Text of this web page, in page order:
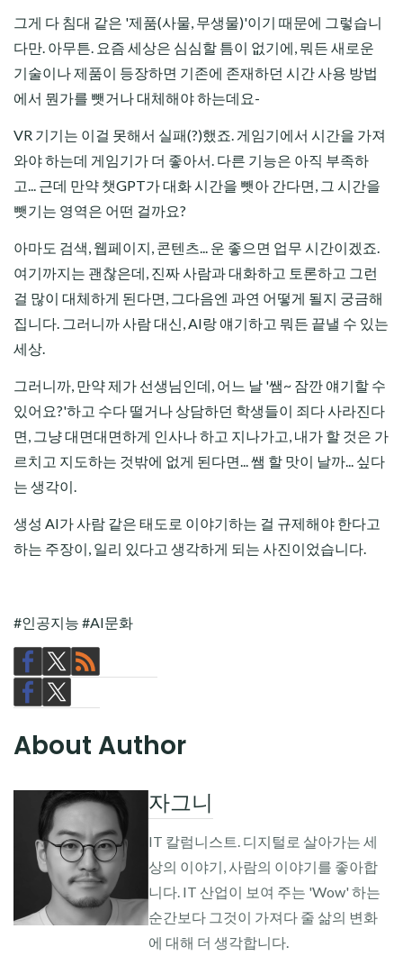
그게 다 침대 같은 '제품(사물, 무생물)'이기 때문에 그렇습니
다만. 아무튼. 요즘 세상은 심심할 틈이 없기에, 뭐든 새로운
기술이나 제품이 등장하면 기존에 존재하던 시간 사용 방법
에서 뭔가를 뺏거나 대체해야 하는데요-
VR 기기는 이걸 못해서 실패(?)했죠. 게임기에서 시간을 가져
와야 하는데 게임기가 더 좋아서. 다른 기능은 아직 부족하
고... 근데 만약 챗GPT가 대화 시간을 뺏아 간다면, 그 시간을
뺏기는 영역은 어떤 걸까요?
아마도 검색, 웹페이지, 콘텐츠... 운 좋으면 업무 시간이겠죠.
여기까지는 괜찮은데, 진짜 사람과 대화하고 토론하고 그런
걸 많이 대체하게 된다면, 그다음엔 과연 어떻게 될지 궁금해
집니다. 그러니까 사람 대신, AI랑 얘기하고 뭐든 끝낼 수 있는
세상.
그러니까, 만약 제가 선생님인데, 어느 날 '쌤~ 잠깐 얘기할 수
있어요?'하고 수다 떨거나 상담하던 학생들이 죄다 사라진다
면, 그냥 대면대면하게 인사나 하고 지나가고, 내가 할 것은 가
르치고 지도하는 것밖에 없게 된다면... 쌤 할 맛이 날까... 싶다
는 생각이.
생성 AI가 사람 같은 태도로 이야기하는 걸 규제해야 한다고
하는 주장이, 일리 있다고 생각하게 되는 사진이었습니다.
#인공지능 #AI문화
About Author
자그니
IT 칼럼니스트. 디지털로 살아가는 세
상의 이야기, 사람의 이야기를 좋아합
니다. IT 산업이 보여 주는 'Wow' 하는
순간보다 그것이 가져다 줄 삶의 변화
에 대해 더 생각합니다.